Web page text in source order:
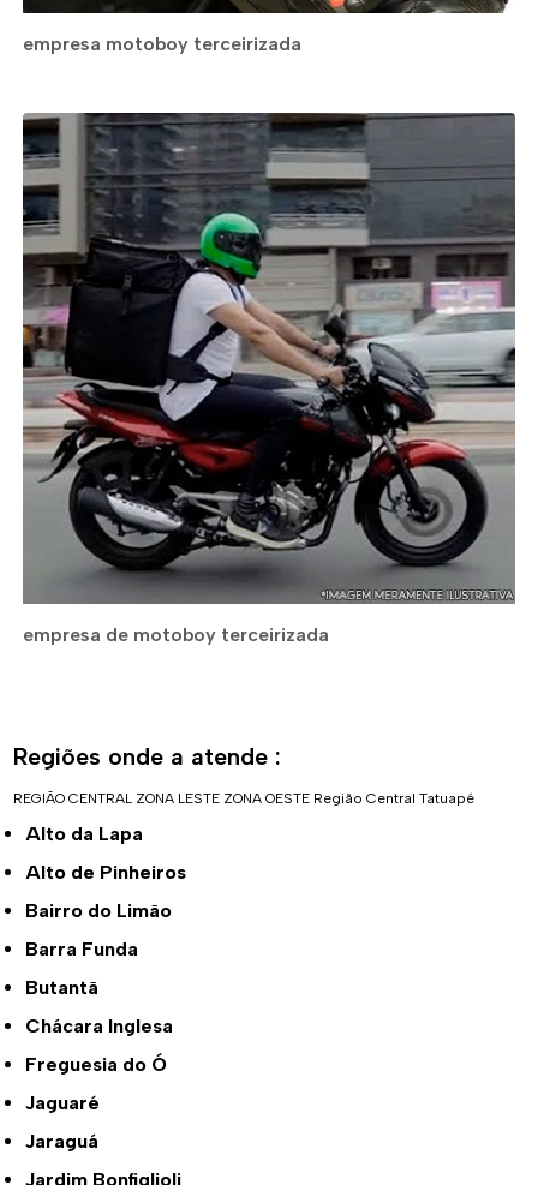
empresa motoboy terceirizada
empresa de motoboy terceirizada
Regiões onde a atende :
REGIÃO CENTRAL ZONA LESTE ZONA OESTE Região Central Tatuapé
Alto da Lapa
Alto de Pinheiros
Bairro do Limão
Barra Funda
Butantã
Chácara Inglesa
Freguesia do Ó
Jaguaré
Jaraguá
Jardim Bonfiglioli